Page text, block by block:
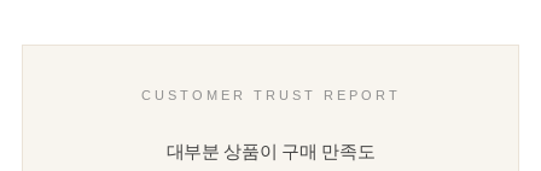
CUSTOMER TRUST REPORT
대부분 상품이 구매 만족도